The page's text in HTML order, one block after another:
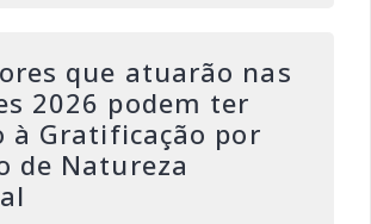
que atuarão nas
2026 podem ter
à Gratificação por
de Natureza